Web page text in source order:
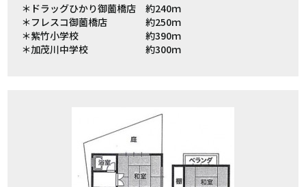
＊ドラッグひかり御薗橋店 約240ｍ
＊フレスコ御薗橋店 約250ｍ
＊紫竹小学校 約390ｍ
＊加茂川中学校 約300ｍ